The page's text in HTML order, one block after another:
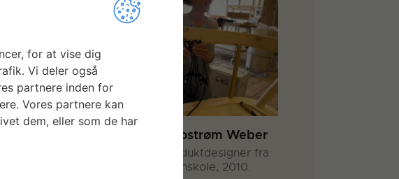
Miriam F. Brostrøm Weber
Uddannet produktdesigner fra
Kolding Designskole, 2010.
for at vise dig
Vi deler også
partnere inden for
Vores partnere kan
dem, eller som de har